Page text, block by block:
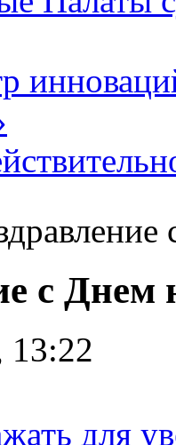
с Днем
13:22
для